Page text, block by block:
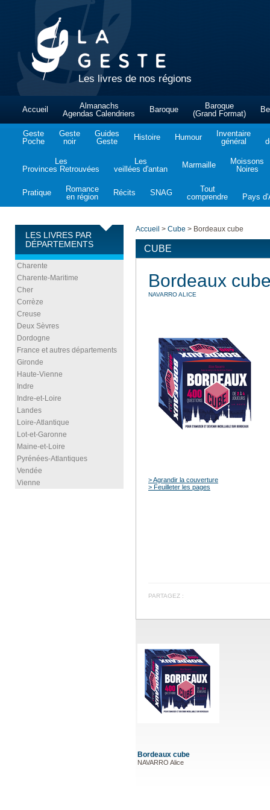
Les livres de nos régions
Accueil
Almanachs
Agendas Calendriers
Baroque
Baroque
(Grand Format)
Geste
Poche
Geste
noir
Guides
Geste
Histoire Humour
Inventaire
général
Les
Provinces Retrouvées
Les
veillées d'antan
Marmaille
Moissons
Noires
Pratique
Romance
en région
Récits SNAG
Tout
comprendre
Pays
LES LIVRES PAR
DÉPARTEMENTS
Charente
Charente-Maritime
Cher
Corrèze
Creuse
Deux Sèvres
Dordogne
France et autres départements
Gironde
Haute-Vienne
Indre
Indre-et-Loire
Landes
Loire-Atlantique
Lot-et-Garonne
Maine-et-Loire
Pyrénées-Atlantiques
Vendée
Vienne
Accueil > Cube > Bordeaux cube
CUBE
Bordeaux
NAVARRO ALICE
> Agrandir la couverture
> Feuilleter les pages
PARTAGEZ :
Bordeaux cube
NAVARRO Alice